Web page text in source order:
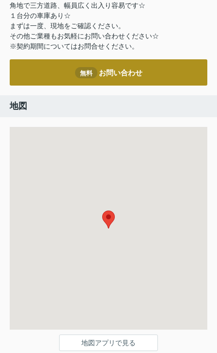
角地で三方道路、幅員広く出入り容易です☆
１台分の車庫あり☆
まずは一度、現地をご確認ください。
その他ご業種もお気軽にお問い合わせください☆
※契約期間についてはお問合せください。
無料 お問い合わせ
地図
地図アプリで見る